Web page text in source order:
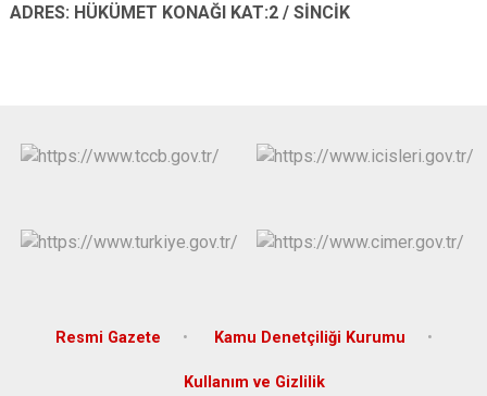
ADRES: HÜKÜMET KONAĞI KAT:2 / SİNCİK
Resmi Gazete Kamu Denetçiliği Kurumu
Kullanım ve Gizlilik